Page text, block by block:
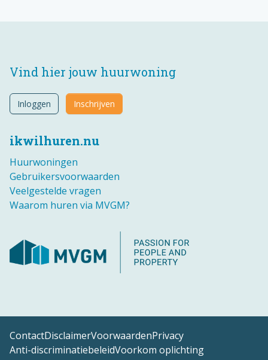
ikwilhuren.nu
Huurwoningen
Gebruikersvoorwaarden
Veelgestelde vragen
Waarom huren via MVGM?
Vind hier jouw huurwoning
Inloggen Inschrijven
ContactDisclaimerVoorwaardenPrivacy
Anti-discriminatiebeleidVoorkom oplichting